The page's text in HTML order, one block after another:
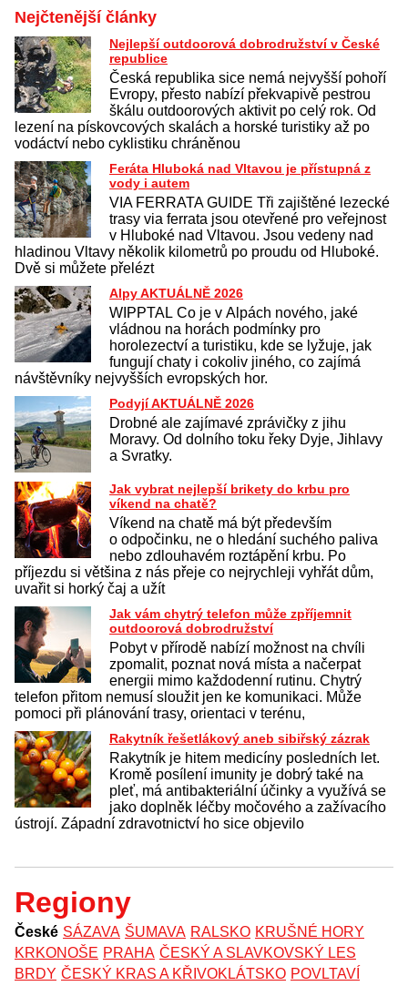
Nejčtenější články
Nejlepší outdoorová dobrodružství v České
republice
Česká republika sice nemá nejvyšší pohoří
Evropy, přesto nabízí překvapivě pestrou
škálu outdoorových aktivit po celý rok. Od
lezení na pískovcových skalách a horské turistiky až po
vodáctví nebo cyklistiku chráněnou
Feráta Hluboká nad Vltavou je přístupná z
vody i autem
VIA FERRATA GUIDE Tři zajištěné lezecké
trasy via ferrata jsou otevřené pro veřejnost
v Hluboké nad Vltavou. Jsou vedeny nad
hladinou Vltavy několik kilometrů po proudu od Hluboké.
Dvě si můžete přelézt
Alpy AKTUÁLNĚ 2026
WIPPTAL Co je v Alpách nového, jaké
vládnou na horách podmínky pro
horolezectví a turistiku, kde se lyžuje, jak
fungují chaty i cokoliv jiného, co zajímá
návštěvníky nejvyšších evropských hor.
Podyjí AKTUÁLNĚ 2026
Drobné ale zajímavé zprávičky z jihu
Moravy. Od dolního toku řeky Dyje, Jihlavy
a Svratky.
Jak vybrat nejlepší brikety do krbu pro
víkend na chatě?
Víkend na chatě má být především
o odpočinku, ne o hledání suchého paliva
nebo zdlouhavém roztápění krbu. Po
příjezdu si většina z nás přeje co nejrychleji vyhřát dům,
uvařit si horký čaj a užít
Jak vám chytrý telefon může zpříjemnit
outdoorová dobrodružství
Pobyt v přírodě nabízí možnost na chvíli
zpomalit, poznat nová místa a načerpat
energii mimo každodenní rutinu. Chytrý
telefon přitom nemusí sloužit jen ke komunikaci. Může
pomoci při plánování trasy, orientaci v terénu,
Rakytník řešetlákový aneb sibiřský zázrak
Rakytník je hitem medicíny posledních let.
Kromě posílení imunity je dobrý také na
pleť, má antibakteriální účinky a využívá se
jako doplněk léčby močového a zažívacího
ústrojí. Západní zdravotnictví ho sice objevilo
Regiony
České SÁZAVA ŠUMAVA RALSKO KRUŠNÉ HORY
KRKONOŠE PRAHA ČESKÝ A SLAVKOVSKÝ LES
BRDY ČESKÝ KRAS A KŘIVOKLÁTSKO POVLTAVÍ